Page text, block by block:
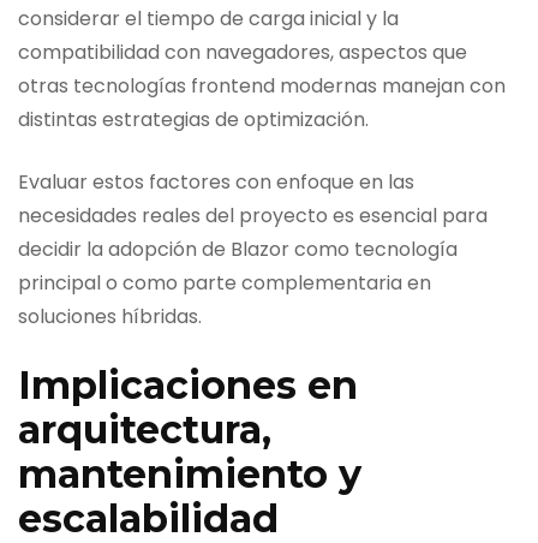
considerar el tiempo de carga inicial y la
compatibilidad con navegadores, aspectos que
otras tecnologías frontend modernas manejan con
distintas estrategias de optimización.
Evaluar estos factores con enfoque en las
necesidades reales del proyecto es esencial para
decidir la adopción de Blazor como tecnología
principal o como parte complementaria en
soluciones híbridas.
Implicaciones en
arquitectura,
mantenimiento y
escalabilidad